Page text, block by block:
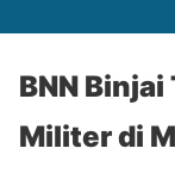
BNN
Militer di